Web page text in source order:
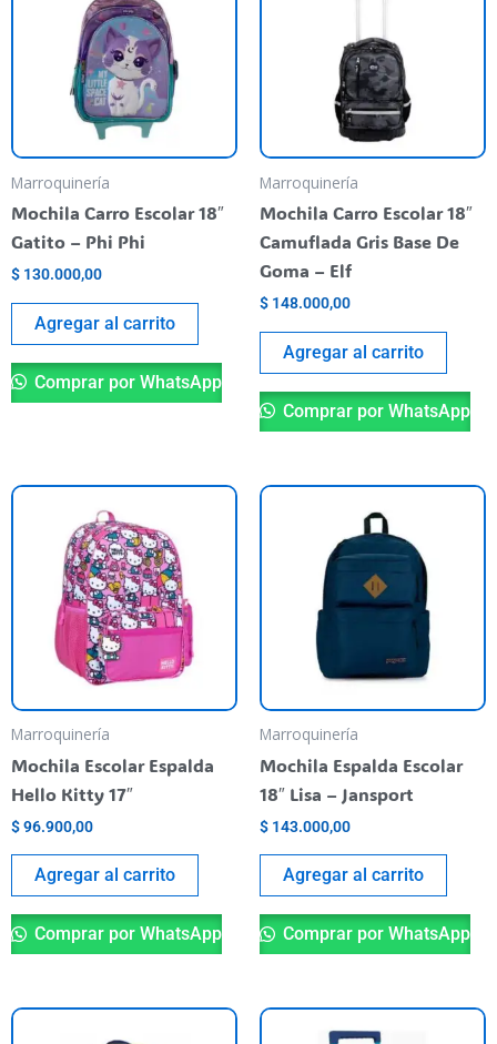
Marroquinería
Mochila Carro Escolar 18″
Gatito – Phi Phi
$ 130.000,00
Agregar al carrito
Comprar por WhatsApp
Marroquinería
Mochila Carro Escolar 18″
Camuflada Gris Base De
Goma – Elf
$ 148.000,00
Agregar al carrito
Comprar por WhatsApp
Marroquinería
Mochila Escolar Espalda
Hello Kitty 17″
$96.900,00
Agregar al carrito
Comprar por WhatsApp
Marroquinería
Mochila Espalda Escolar
18″ Lisa – Jansport
$ 143.000,00
Agregar al carrito
Comprar por WhatsApp